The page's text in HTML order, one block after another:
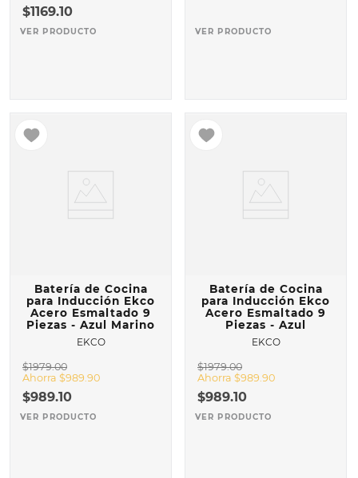
$1169.10
VER PRODUCTO VER PRODUCTO
Batería de Cocina
para Inducción Ekco
Acero Esmaltado 9
Piezas - Azul Marino
EKCO
$1979.00
Ahorra $989.90
$989.10
VER PRODUCTO
Batería de Cocina
para Inducción Ekco
Acero Esmaltado 9
Piezas - Azul
EKCO
$1979.00
Ahorra $989.90
$989.10
VER PRODUCTO